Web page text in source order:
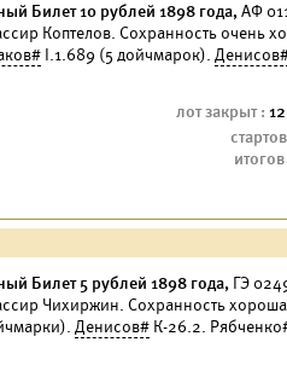
Билет 10 рублей 1898 года,АФ
Коптелов. Сохранность очень
I.1.689 (5 дойчмарок).
Билет 5 рублей 1898 года, ГЭ
Чихиржин. Сохранность
Денисов# К-26.2.